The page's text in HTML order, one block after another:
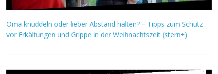
Oma knuddeln oder lieber Abstand halten? – Tipps zum Schutz
vor Erkältungen und Grippe in der Weihnachtszeit (stern+)